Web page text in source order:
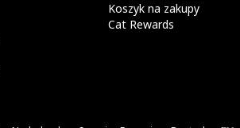
Koszyk na zakupy
Cat Rewards